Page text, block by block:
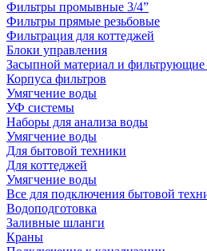
Фильтры промывные 3/4”
Фильтры прямые резьбовые
Фильтрация для коттеджей
Блоки управления
Засыпной материал и
Корпуса фильтров
Умягчение воды
УФ системы
Наборы для анализа воды
Умягчение воды
Для бытовой техники
Для коттеджей
Умягчение воды
Все для подключения бытовой
Водоподготовка
Заливные шланги
Краны